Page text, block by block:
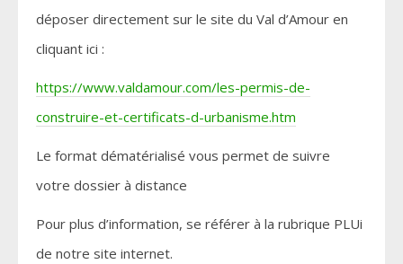
déposer directement sur le site du Val d’Amour en
cliquant ici :
https://www.valdamour.com/les-permis-de-
construire-et-certificats-d-urbanisme.htm
Le format dématérialisé vous permet de suivre
votre dossier à distance
Pour plus d’information, se référer à la rubrique PLUi
de notre site internet.